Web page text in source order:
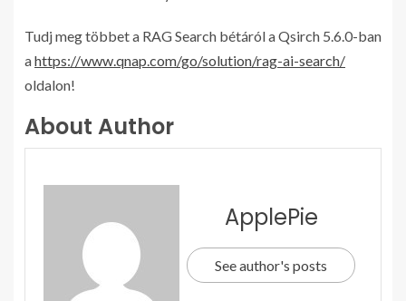
Tudj meg többet a RAG Search bétáról a Qsirch 5.6.0-ban
ahttps://www.qnap.com/go/solution/rag-ai-search/
oldalon!
About Author
ApplePie
See author's posts